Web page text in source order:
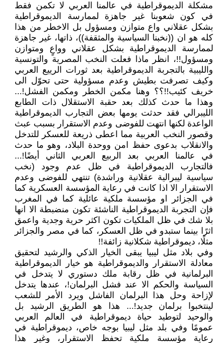
مشكلة الديموقراطية في عالمنا العربي لا تكمن فقط
في كون شعوبنا غير جاهزة لممارسة الديموقراطية
بشكل عقلاني واع متوازن ومسؤول بل الاخطر من هذا
كله هو ان ((نخبنا السياسية والمثقفة))، ذاتها، غير جاهزة
لممارسة الديموقراطية بشكل عقلاني وواعٍ ومتوازن
ومسؤول!!، انظر ماذا فعلت النخب المصرية والتونسية
والليبية بالتجربة الديموقراطية بعد ثورات الرييع العربي
وكيف تصرفت بطيش وعدم مسؤولية حتى تحوّل الى
خريف كئيب!!؟؟ وهنا مكمن الخطر ومكمن الفشل!...
وهذا ما حدث كذلك بعد حقبة الاستقلال ذات الطابع
الليبرالي فقد حدثت يومها بعض التجارب الديموقراطية
الواعدة لكنها انتهت للفوضى وعدم الاستقرار بسبب عبث
وقصور النخب العربية مما اعطى ذريعة للعسكر للتدخل
والانقلاب بدعوى حفظ امن ووحدة البلاد، وهو ما حدث
في عالمنا العربي بعد الربيع العربي الثاني أيضًا!...
فالتجارب الديموقراطية في ظل عدم وجود (نخب
سياسية ليبرالية عقلانية وراشدة) تنتهي للفوضى وعدم
الاستقرار الا اذا كانت في رعاية المؤسسة العسكرية كما
في الجزائر او مؤسسة ملكية عائلية كما في المغرب
فإن التجربة الديموقراطية الناشئة تكون منضبطة الا انها
بلا شك في ظل الملكيات تكون اكثر حرية وجدية واعمق
اثرًا بينما ستبدو في ظل العسكر، كما في مصر والجزائر
مثلًا، ديموقراطية شكلانية زائفة!!
وفي بلاد مثل ليبيا يبقى الخيار الذكي والرشيد لتحقيق
معادلة الاستقرار والديموقراطية هو خيار الديموقراطية
البرلمانية في ظل رقابة ملك دستوري لا يتدخل في
السياسة والحكم الا عند فشل البرلمان!، عندها يتدخل
لإزاحة وحل هذا البرلمان الفاشل ويرد الأمر للشعب
لينتخبوا برلمان جديد!... هذا هو الطريق الرشيد بل
والوحيد لتوطيد حياة ديموقراطية في العالم العربي
عمومًا وفي بلد مثل ليبيا بوجه خاص، ديموقراطية في
رعاية مؤسسة ملكية تحفظ الاستقرار، وغير هذا